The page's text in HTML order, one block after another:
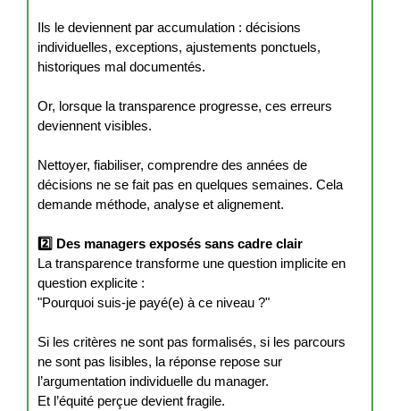
Ils le deviennent par accumulation : décisions
individuelles, exceptions, ajustements ponctuels,
historiques mal documentés.
Or, lorsque la transparence progresse, ces erreurs
deviennent visibles.
Nettoyer, fiabiliser, comprendre des années de
décisions ne se fait pas en quelques semaines. Cela
demande méthode, analyse et alignement.
2️⃣ Des managers exposés sans cadre clair
La transparence transforme une question implicite en
question explicite :
"Pourquoi suis-je payé(e) à ce niveau ?"
Si les critères ne sont pas formalisés, si les parcours
ne sont pas lisibles, la réponse repose sur
l’argumentation individuelle du manager.
Et l’équité perçue devient fragile.